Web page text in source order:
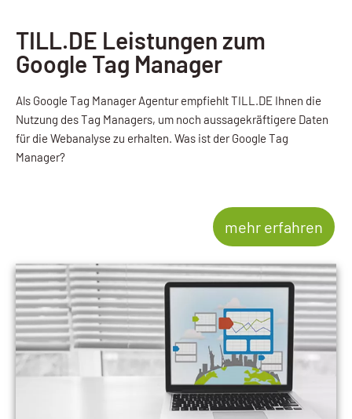
TILL.DE Leistungen zum
Google Tag Manager
Als Google Tag Manager Agentur empfiehlt TILL.DE Ihnen die
Nutzung des Tag Managers, um noch aussagekräftigere Daten
für die Webanalyse zu erhalten. Was ist der Google Tag
Manager?
mehr erfahren